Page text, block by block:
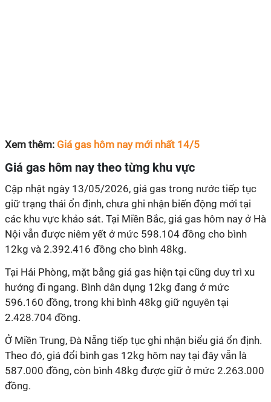
Xem thêm: Giá gas hôm nay mới nhất 14/5
Giá gas hôm nay theo từng khu vực
Cập nhật ngày 13/05/2026, giá gas trong nước tiếp tục
giữ trạng thái ổn định, chưa ghi nhận biến động mới tại
các khu vực khảo sát. Tại Miền Bắc, giá gas hôm nay ở Hà
Nội vẫn được niêm yết ở mức 598.104 đồng cho bình
12kg và 2.392.416 đồng cho bình 48kg.
Tại Hải Phòng, mặt bằng giá gas hiện tại cũng duy trì xu
hướng đi ngang. Bình dân dụng 12kg đang ở mức
596.160 đồng, trong khi bình 48kg giữ nguyên tại
2.428.704 đồng.
Ở Miền Trung, Đà Nẵng tiếp tục ghi nhận biểu giá ổn định.
Theo đó, giá đổi bình gas 12kg hôm nay tại đây vẫn là
587.000 đồng, còn bình 48kg được giữ ở mức 2.263.000
đồng.